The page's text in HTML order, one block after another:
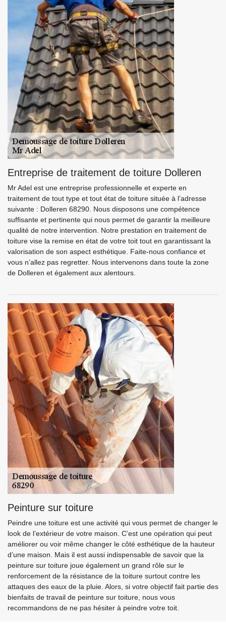
Entreprise de traitement de toiture Dolleren
Mr Adel est une entreprise professionnelle et experte en
traitement de tout type et tout état de toiture située à l’adresse
suivante : Dolleren 68290. Nous disposons une compétence
suffisante et pertinente qui nous permet de garantir la meilleure
qualité de notre intervention. Notre prestation en traitement de
toiture vise la remise en état de votre toit tout en garantissant la
valorisation de son aspect esthétique. Faite-nous confiance et
vous n’allez pas regretter. Nous intervenons dans toute la zone
de Dolleren et également aux alentours.
Peinture sur toiture
Peindre une toiture est une activité qui vous permet de changer le
look de l’extérieur de votre maison. C’est une opération qui peut
améliorer ou voir même changer le côté esthétique de la hauteur
d’une maison. Mais il est aussi indispensable de savoir que la
peinture sur toiture joue également un grand rôle sur le
renforcement de la résistance de la toiture surtout contre les
attaques des eaux de la pluie. Alors, si votre objectif fait partie des
bienfaits de travail de peinture sur toiture, nous vous
recommandons de ne pas hésiter à peindre votre toit.